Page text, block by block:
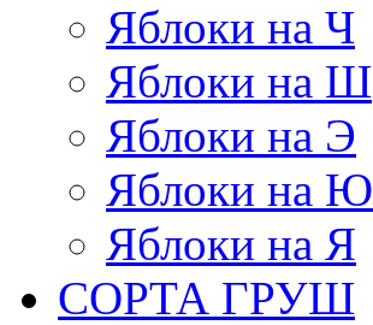
Яблоки на Ч
Яблоки на Ш
Яблоки на Э
Яблоки на Ю
Яблоки на Я
СОРТА ГРУШ